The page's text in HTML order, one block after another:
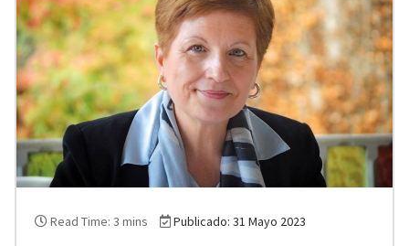
Read Time: 3 mins Publicado: 31 Mayo 2023